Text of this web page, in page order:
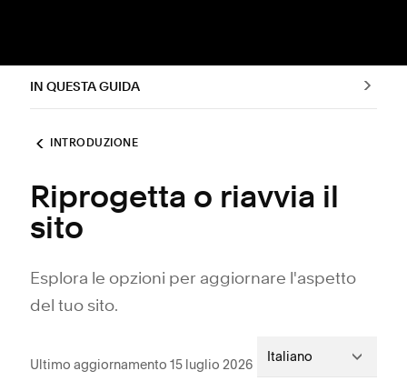
IN QUESTA GUIDA
INTRODUZIONE
Riprogetta o riavvia il
sito
Esplora le opzioni per aggiornare l'aspetto
del tuo sito.
Ultimo aggiornamento 15 luglio 2026 Italiano